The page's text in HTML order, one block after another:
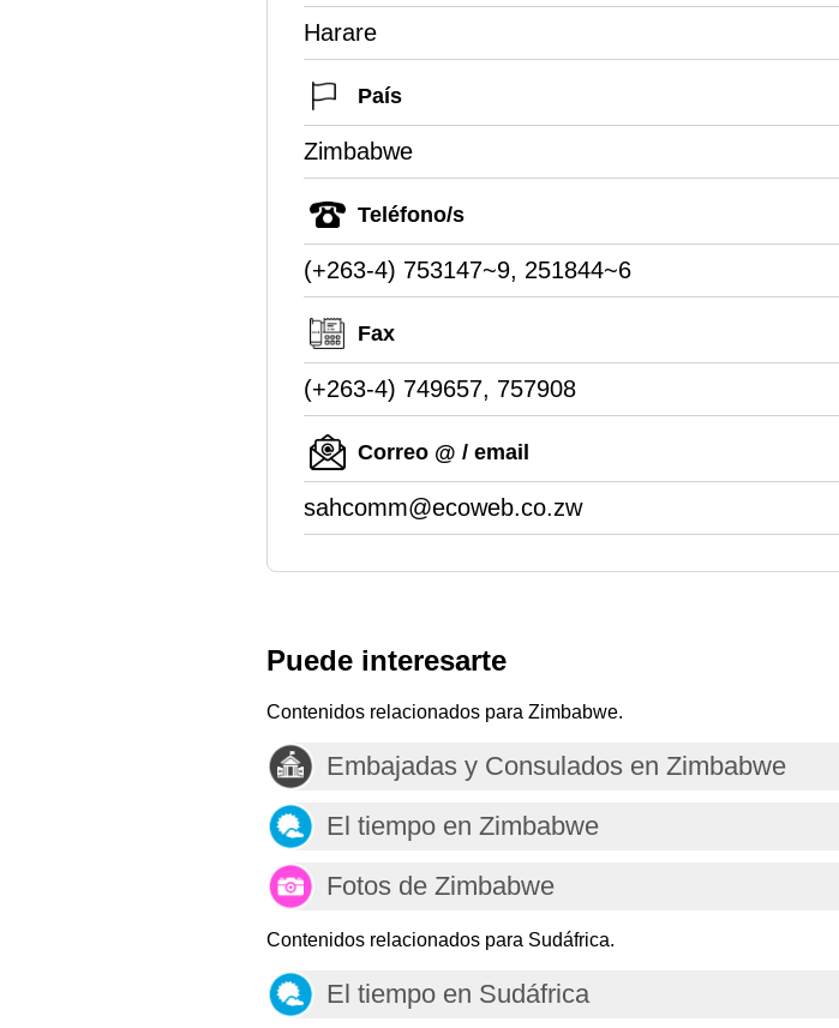
Harare
País
Zimbabwe
Teléfono/s
(+263-4) 753147~9, 251844~6
Fax
(+263-4) 749657, 757908
Correo @ / email
sahcomm@ecoweb.co.zw
Puede interesarte
Contenidos relacionados para Zimbabwe.
Embajadas y Consulados en Zimbabwe
El tiempo en Zimbabwe
Fotos de Zimbabwe
Contenidos relacionados para Sudáfrica.
El tiempo en Sudáfrica